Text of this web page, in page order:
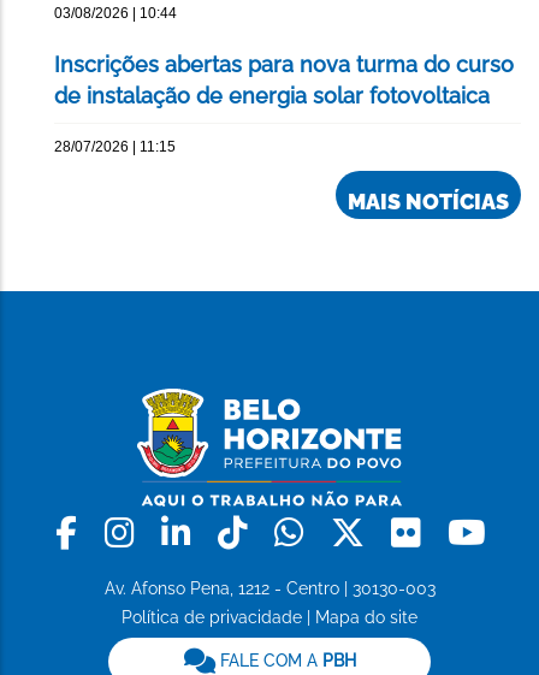
03/08/2026 | 10:44
Inscrições abertas para nova turma do curso
de instalação de energia solar fotovoltaica
28/07/2026 | 11:15
MAIS NOTÍCIAS
Facebook
Instagram
LinkedinTiktokWhatsapp
X Flickr
Av. Afonso Pena, 1212 - Centro | 30130-003
Política de privacidade
Mapa do site
FALE COM A PBH